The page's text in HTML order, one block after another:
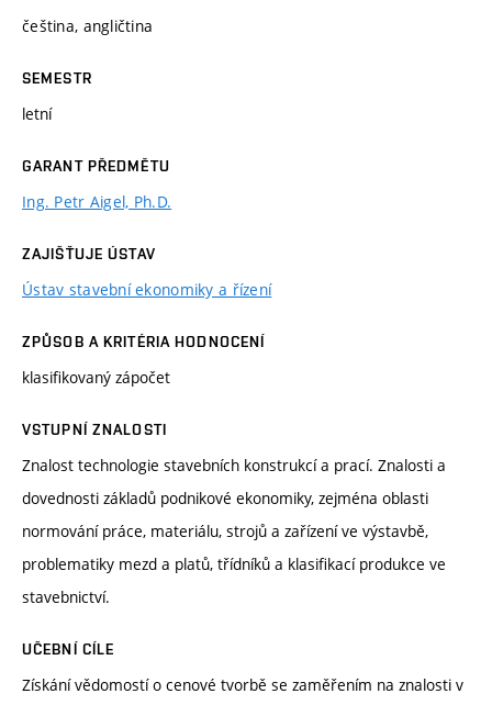
čeština, angličtina
SEMESTR
letní
GARANT PŘEDMĚTU
Ing. Petr Aigel, Ph.D.
ZAJIŠŤUJE ÚSTAV
Ústav stavební ekonomiky a řízení
ZPŮSOB A KRITÉRIA HODNOCENÍ
klasifikovaný zápočet
VSTUPNÍ ZNALOSTI
Znalost technologie stavebních konstrukcí a prací. Znalosti a
dovednosti základů podnikové ekonomiky, zejména oblasti
normování práce, materiálu, strojů a zařízení ve výstavbě,
problematiky mezd a platů, třídníků a klasifikací produkce ve
stavebnictví.
UČEBNÍ CÍLE
Získání vědomostí o cenové tvorbě se zaměřením na znalosti v